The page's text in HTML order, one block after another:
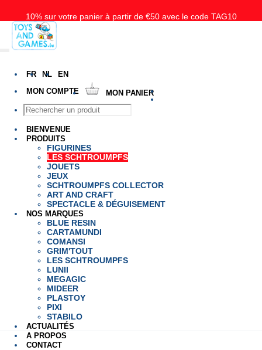
10% sur votre panier à partir de €50 avec le code TAG10
Livraison gratuite à partir de 50€ pour la Belgique, les Pays-Bas et le
FR NL
EN
MON COMPTE
MON PANIER
BIENVENUE
PRODUITS
FIGURINES
LES SCHTROUMPFS
JOUETS
JEUX
SCHTROUMPFS COLLECTOR
ART AND CRAFT
SPECTACLE & DÉGUISEMENT
NOS MARQUES
BLUE RESIN
CARTAMUNDI
COMANSI
GRIM'TOUT
LES SCHTROUMPFS
LUNII
MEGAGIC
MIDEER
PLASTOY
PIXI
STABILO
ACTUALITÉS
A PROPOS
CONTACT